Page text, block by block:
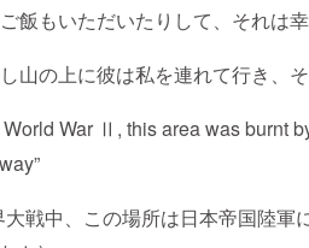
飯もいただいたりして、それは
山の上に彼は私を連れて行き、
World War Ⅱ, this area was burnt
大戦中、この場所は日本帝国陸